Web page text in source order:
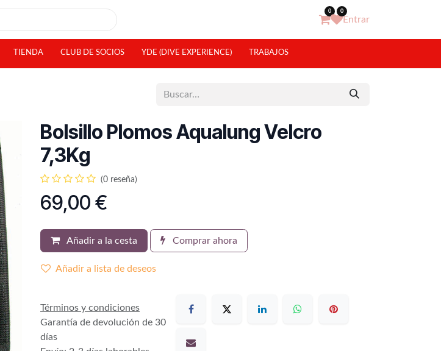
0 0
Entrar
TIENDA CLUB DE SOCIOS YDE (DIVE EXPERIENCE) TRABAJOS
Bolsillo Plomos Aqualung Velcro
7,3Kg
(0 reseña)
69,00 €
Añadir a la cesta Comprar ahora
Añadir a lista de deseos
Términos y condiciones
Garantía de devolución de 30
días